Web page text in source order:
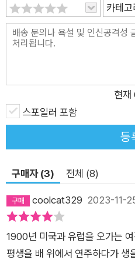
카테고
현재
스포일러 포함
등
구매자 (3) 전체 (8)
coolcat329 2023-11-
1900년 미국과 유럽을 오가는
평생을 배 위에서 연주하다가 생